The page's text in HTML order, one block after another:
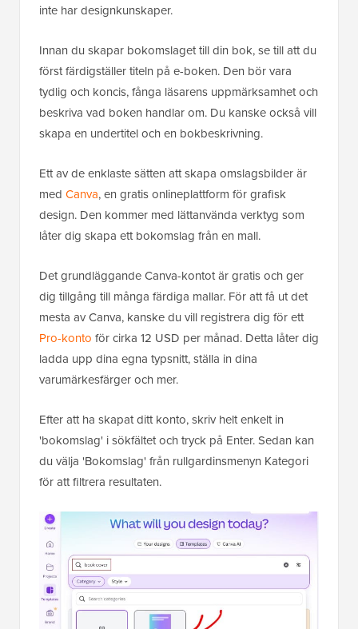
inte har designkunskaper.
Innan du skapar bokomslaget till din bok, se till att du
först färdigställer titeln på e-boken. Den bör vara
tydlig och koncis, fånga läsarens uppmärksamhet och
beskriva vad boken handlar om. Du kanske också vill
skapa en undertitel och en bokbeskrivning.
Ett av de enklaste sätten att skapa omslagsbilder är
med Canva, en gratis onlineplattform för grafisk
design. Den kommer med lättanvända verktyg som
låter dig skapa ett bokomslag från en mall.
Det grundläggande Canva-kontot är gratis och ger
dig tillgång till många färdiga mallar. För att få ut det
mesta av Canva, kanske du vill registrera dig för ett
Pro-konto för cirka 12 USD per månad. Detta låter dig
ladda upp dina egna typsnitt, ställa in dina
varumärkesfärger och mer.
Efter att ha skapat ditt konto, skriv helt enkelt in
'bokomslag' i sökfältet och tryck på Enter. Sedan kan
du välja 'Bokomslag' från rullgardinsmenyn Kategori
för att filtrera resultaten.